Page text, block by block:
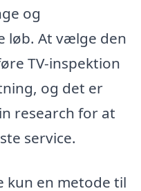
og
løb. At vælge den
TV-inspektion
og det er
research for at
service.
kun en metode til